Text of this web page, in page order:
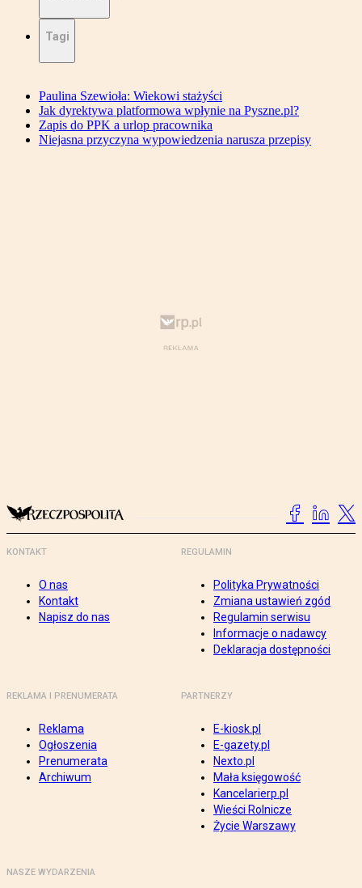
Tagi
Paulina Szewioła: Wiekowi stażyści
Jak dyrektywa platformowa wpłynie na Pyszne.pl?
Zapis do PPK a urlop pracownika
Niejasna przyczyna wypowiedzenia narusza przepisy
KONTAKT
O nas
Kontakt
Napisz do nas
REGULAMIN
Polityka Prywatności
Zmiana ustawień zgód
Regulamin serwisu
Informacje o nadawcy
Deklaracja dostępności
REKLAMA I PRENUMERATA
Reklama
Ogłoszenia
Prenumerata
Archiwum
PARTNERZY
E-kiosk.pl
E-gazety.pl
Nexto.pl
Mała księgowość
Kancelarierp.pl
Wieści Rolnicze
Życie Warszawy
NASZE WYDARZENIA